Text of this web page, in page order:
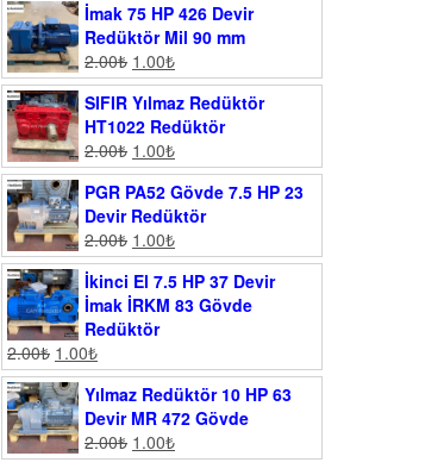
İmak 75 HP 426 Devir
Redüktör Mil 90 mm
2.00₺ 1.00₺
SIFIR Yılmaz Redüktör
HT1022 Redüktör
2.00₺ 1.00₺
PGR PA52 Gövde 7.5 HP 23
Devir Redüktör
2.00₺ 1.00₺
İkinci El 7.5 HP 37 Devir
İmak İRKM 83 Gövde
Redüktör
2.00₺ 1.00₺
Yılmaz Redüktör 10 HP 63
Devir MR 472 Gövde
2.00₺ 1.00₺